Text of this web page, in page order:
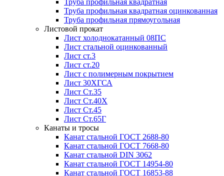
Труба профильная квадратная
Труба профильная квадратная оцинкованная
Труба профильная прямоугольная
Листовой прокат
Лист холоднокатанный 08ПС
Лист стальной оцинкованный
Лист ст.3
Лист ст.20
Лист с полимерным покрытием
Лист 30ХГСА
Лист Ст.35
Лист Ст.40Х
Лист Ст.45
Лист Ст.65Г
Канаты и тросы
Канат стальной ГОСТ 2688-80
Канат стальной ГОСТ 7668-80
Канат стальной DIN 3062
Канат стальной ГОСТ 14954-80
Канат стальной ГОСТ 16853-88